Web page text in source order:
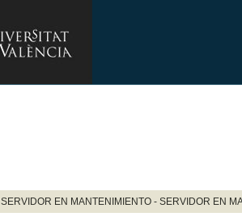
SERVIDOR EN MANTENIMIENTO - SERVIDOR EN